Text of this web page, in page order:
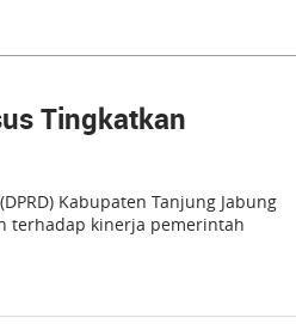
Tingkatkan
Kabupaten Tanjung Jabung
terhadap kinerja pemerintah